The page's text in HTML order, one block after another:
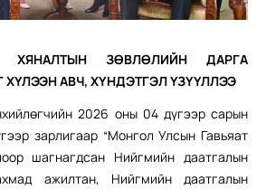
ЗӨВЛӨЛИЙН ДАРГА
АВЧ, ХҮНДЭТГЭЛ ҮЗҮҮЛЛЭЭ
2026 оны 04 дүгээр сарын
зарлигаар “Монгол Улсын Гавьяат
шагнагдсан Нийгмийн даатгалын
ажилтан, Нийгмийн даатгалын